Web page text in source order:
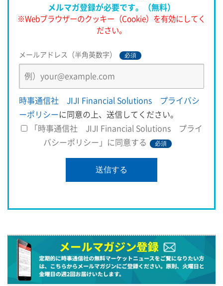
メルマガ登録が必要です。（無料）
※Webブラウザーのクッキー（Cookie）を有効にしてく
ださい。
メールアドレス（半角英数字） 必須
時事通信社 JIJI Financial Solutions プライバシ
ーポリシーに同意の上、送信してください。
「時事通信社 JIJI Financial Solutions プライ
バシーポリシー」に同意する
必須